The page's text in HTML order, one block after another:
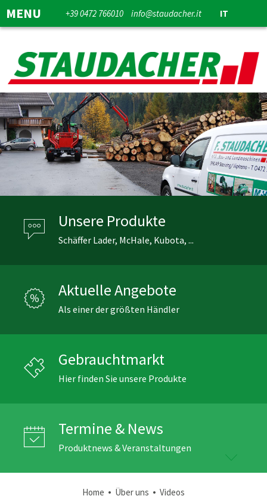
MENU +39 0472 766010 info@staudacher.it IT
Unsere Produkte
Schäffer Lader, McHale, Kubota, ...
Aktuelle Angebote
Als einer der größten Händler
Gebrauchtmarkt
Hier finden Sie unsere Produkte
Termine & News
Produktnews & Veranstaltungen
Home • Über uns • Videos